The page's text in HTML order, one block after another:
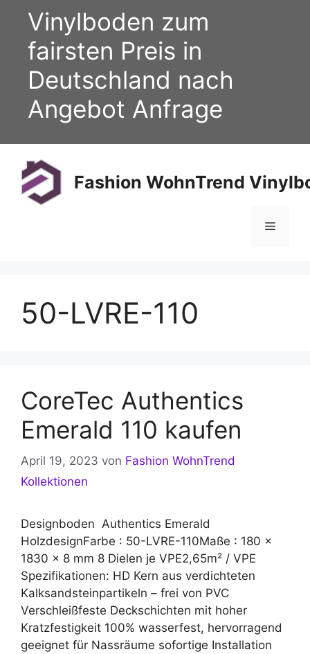
springen
Vinylboden zum
fairsten Preis in
Deutschland nach
Angebot Anfrage
Fashion WohnTrend
Menü
50-LVRE-110
CoreTec Authentics
Emerald 110 kaufen
April 19, 2023 von Fashion WohnTrend
Kollektionen
Designboden Authentics Emerald
HolzdesignFarbe : 50-LVRE-110Maße : 180 x
1830 x 8 mm 8 Dielen je VPE2,65m² / VPE
Spezifikationen: HD Kern aus verdichteten
Kalksandsteinpartikeln – frei von PVC
Verschleißfeste Deckschichten mit hoher
Kratzfestigkeit 100% wasserfest, hervorragend
geeignet für Nassräume sofortige Installation